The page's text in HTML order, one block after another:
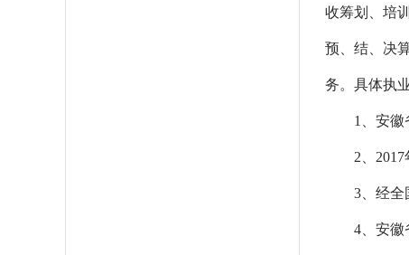
收筹划、培
预、结、决
务。具体执
1 、安
2 、
3、经全
4、安徽